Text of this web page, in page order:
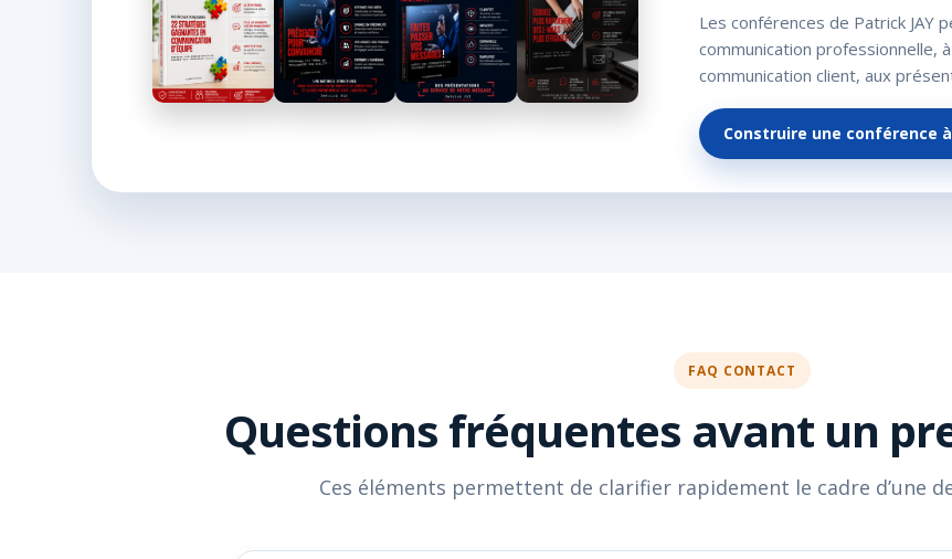
Les conférences de Patrick JAY
communication professionnelle,
communication client, aux
Construire une conférence
FAQ CONTACT
Questions fréquentes avant un
Ces éléments permettent de clarifier rapidement le cadre d’une